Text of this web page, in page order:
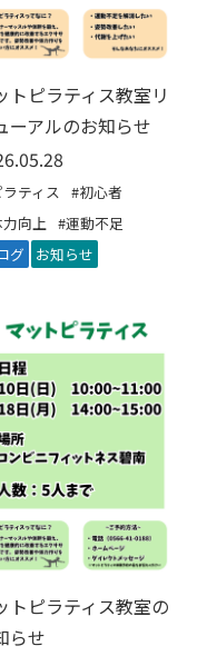
トピラティス教室リ
ーアルのお知らせ
ティス #初心者
向上 #運動不足
グ
お知らせ
トピラティス教室の
らせ